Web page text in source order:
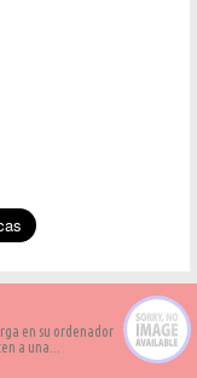
en su ordenador
a una...